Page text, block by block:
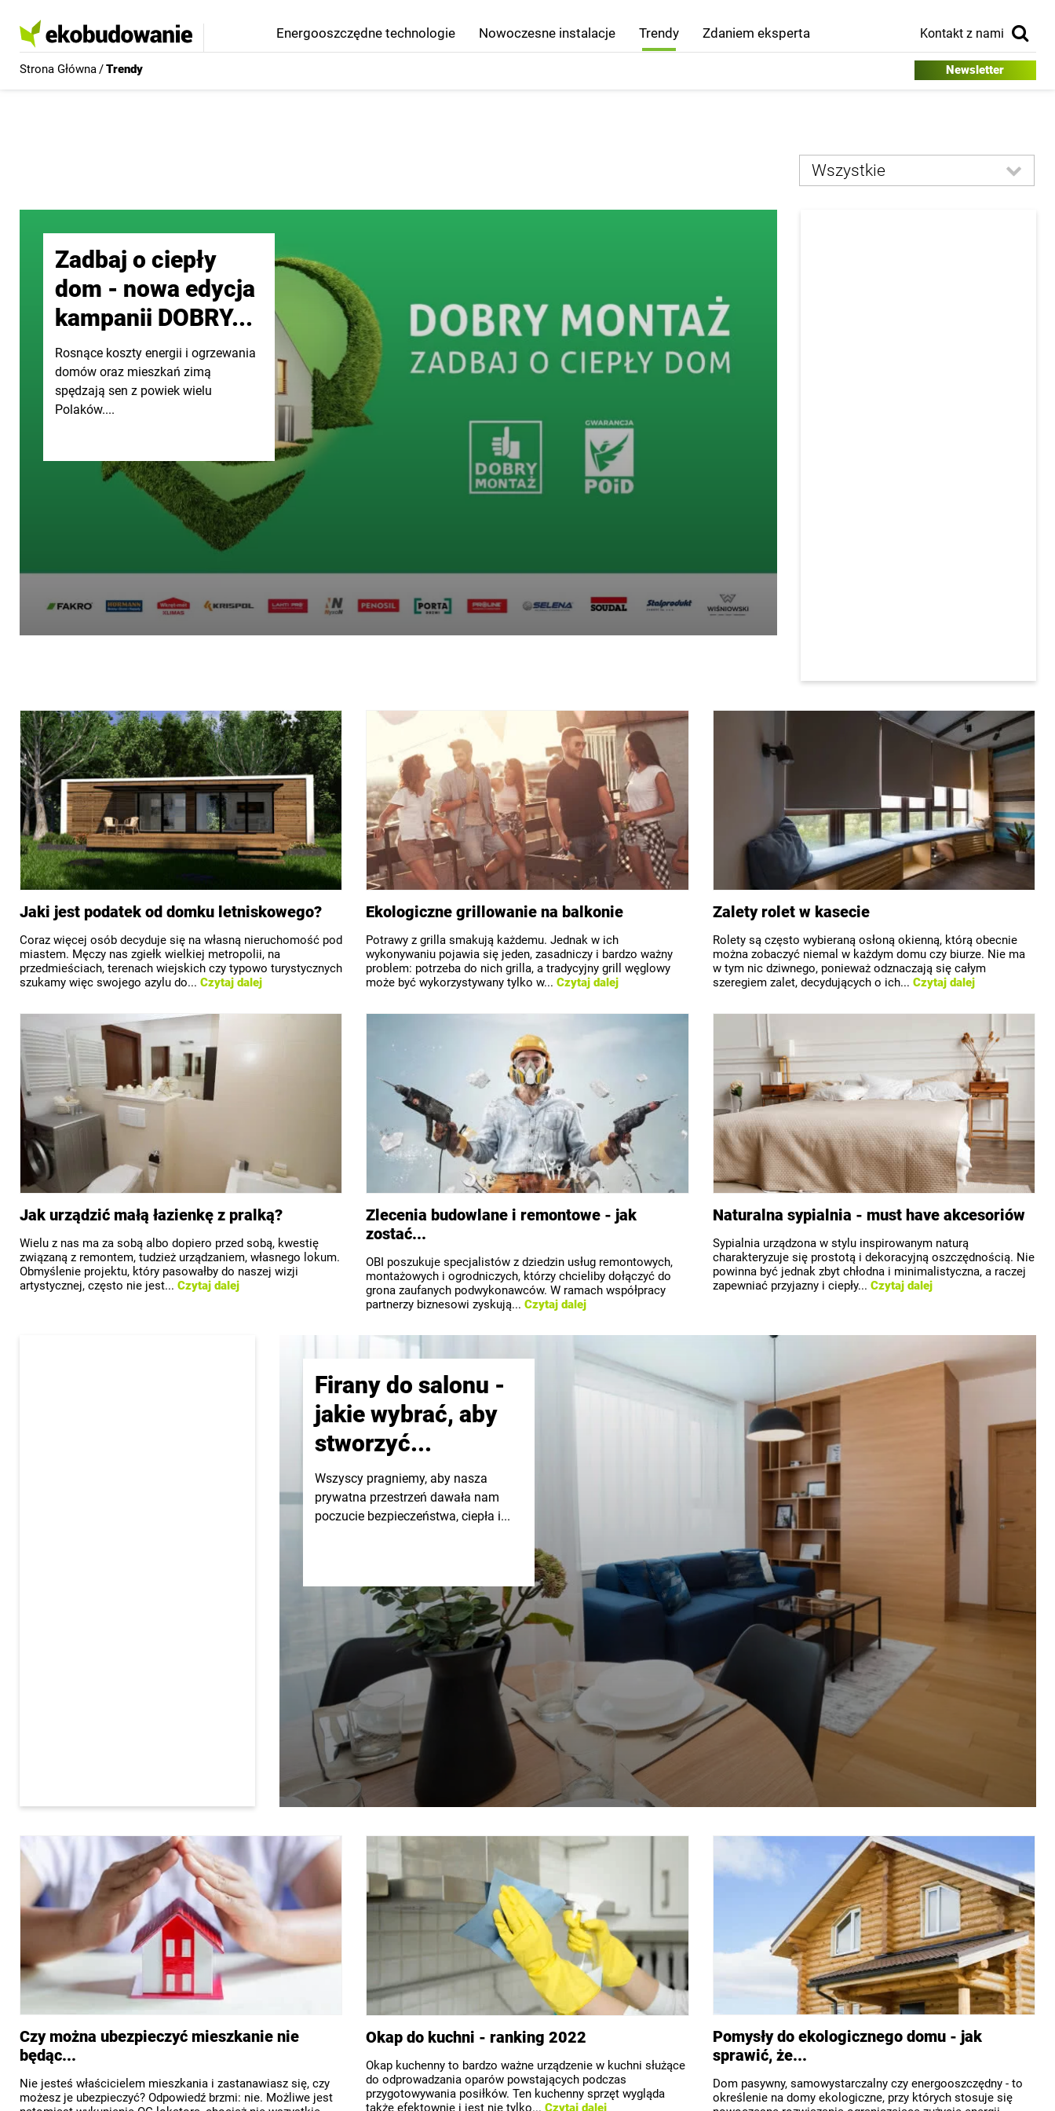
Kontakt z nami
Strona Główna/Trendy Newsletter
Energooszczędne technologie Nowoczesne instalacje Trendy Zdaniem eksperta
Wszystkie
Zadbaj o ciepły
dom - nowa edycja
kampanii DOBRY...
Rosnące koszty energii i ogrzewania
domów oraz mieszkań zimą
spędzają sen z powiek wielu
Polaków....
Jaki jest podatek od domku letniskowego?
Coraz więcej osób decyduje się na własną nieruchomość pod
miastem. Męczy nas zgiełk wielkiej metropolii, na
przedmieściach, terenach wiejskich czy typowo turystycznych
szukamy więc swojego azylu do... Czytaj dalej
Ekologiczne grillowanie na balkonie
Potrawy z grilla smakują każdemu. Jednak w ich
wykonywaniu pojawia się jeden, zasadniczy i bardzo ważny
problem: potrzeba do nich grilla, a tradycyjny grill węglowy
może być wykorzystywany tylko w...Czytaj dalej
Zalety rolet w kasecie
Rolety są często wybieraną osłoną okienną, którą obecnie
można zobaczyć niemal w każdym domu czy biurze. Nie ma
w tym nic dziwnego, ponieważ odznaczają się całym
szeregiem zalet, decydujących o ich... Czytaj dalej
Jak urządzić małą łazienkę z pralką?
Wielu z nas ma za sobą albo dopiero przed sobą, kwestię
związaną z remontem, tudzież urządzaniem, własnego lokum.
Obmyślenie projektu, który pasowałby do naszej wizji
artystycznej, często nie jest... Czytaj dalej
Zlecenia budowlane i remontowe - jak
zostać...
OBI poszukuje specjalistów z dziedzin usług remontowych,
montażowych i ogrodniczych, którzy chcieliby dołączyć do
grona zaufanych podwykonawców. W ramach współpracy
partnerzy biznesowi zyskują...Czytaj dalej
Naturalna sypialnia - must have akcesoriów
Sypialnia urządzona w stylu inspirowanym naturą
charakteryzuje się prostotą i dekoracyjną oszczędnością. Nie
powinna być jednak zbyt chłodna i minimalistyczna, a raczej
zapewniać przyjazny i ciepły... Czytaj dalej
Firany do salonu -
jakie wybrać, aby
stworzyć...
Wszyscy pragniemy, aby nasza
prywatna przestrzeń dawała nam
poczucie bezpieczeństwa, ciepła i...
Czy można ubezpieczyć mieszkanie nie
będąc...
Nie jesteś właścicielem mieszkania i zastanawiasz się, czy
możesz je ubezpieczyć? Odpowiedź brzmi: nie. Możliwe jest
Okap do kuchni - ranking 2022
Okap kuchenny to bardzo ważne urządzenie w kuchni służące
do odprowadzania oparów powstających podczas
przygotowywania posiłków. Ten kuchenny sprzęt wygląda
także efektownie i jest nie tylko...Czytaj dalej
Pomysły do ekologicznego domu - jak
sprawić, że...
Dom pasywny, samowystarczalny czy energooszczędny - to
określenie na domy ekologiczne, przy których stosuje się